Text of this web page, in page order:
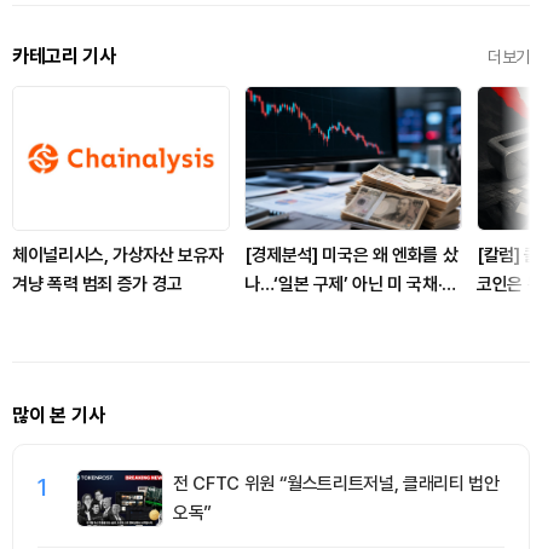
카테고리 기사 더보기
체이널리시스, 가상자산 보유자
겨냥 폭력 범죄 증가 경고
[경제분석] 미국은 왜 엔화를 샀
나…‘일본 구제’ 아닌 미 국채·아
[칼럼]
코인은
많이 본 기사
1
전 CFTC 위원 “월스트리트저널, 클래리티 법안
오독”